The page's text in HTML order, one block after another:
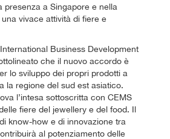
presenza a Singapore e nella
vivace attività di fiere e
Business Development
che il nuovo accordo è
lo sviluppo dei propri prodotti a
la regione del sud est asiatico.
l’intesa sottoscritta con CEMS
fiere del jewellery e del food. Il
know-how e di innovazione tra
al potenziamento delle